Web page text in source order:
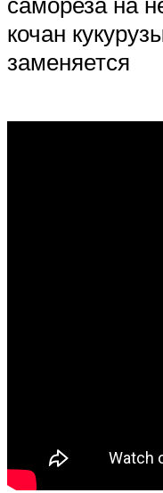
кочан
заменяется